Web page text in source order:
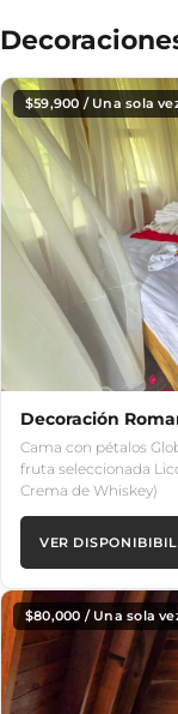
$59,900 / Una sola
Decoración
Cama con pétalos
fruta seleccionada
Crema de Whiskey)
VER
$80,000 / Una sola